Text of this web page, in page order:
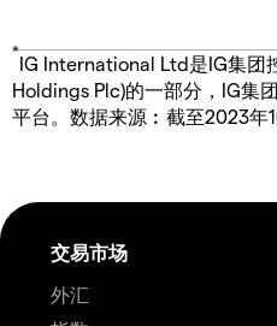
*
IG International Ltd是IG集团
Holdings Plc)的一部分，IG集
平台。数据来源︰截至2023年
交易市场
外汇